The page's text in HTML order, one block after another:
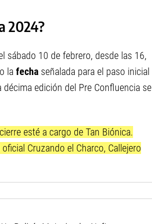
2024?
sábado 10 de febrero, desde las 16,
la fecha señalada para el paso inicial
edición del Pre Confluencia se
esté a cargo de Tan Biónica.
Cruzando el Charco, Callejero